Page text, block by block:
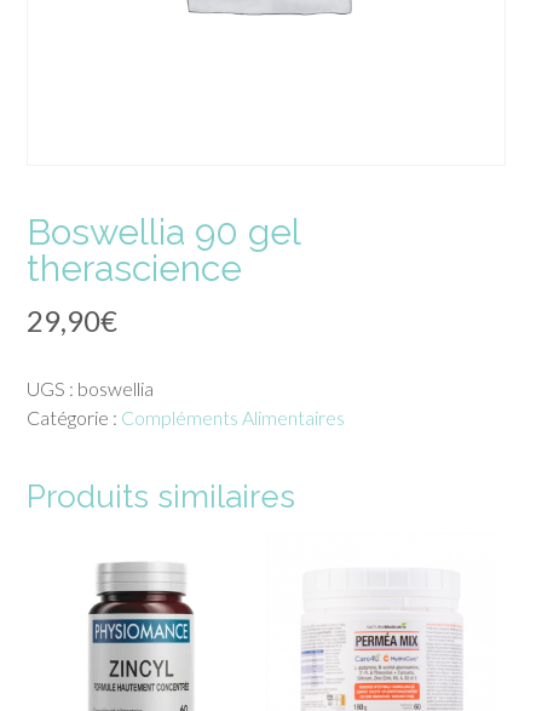
Boswellia 90 gel
therascience
29,90€
UGS : boswellia
Catégorie : Compléments Alimentaires
Produits similaires